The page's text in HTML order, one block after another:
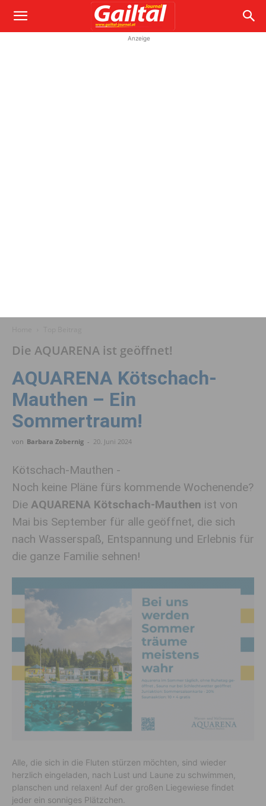
Anzeige
Die AQUARENA ist geöffnet!
AQUARENA Kötschach-
Mauthen – Ein
Sommertraum!
von Barbara Zobernig - 20. Juni 2024
Kötschach-Mauthen -
Noch keine Pläne fürs kommende Wochenende?
Die AQUARENA Kötschach-Mauthen ist von
Mai bis September für alle geöffnet, die sich
nach Wasserspaß, Entspannung und Erlebnis für
die ganze Familie sehnen!
Alle, die sich in die Fluten stürzen möchten, sind wieder
herzlich eingeladen, nach Lust und Laune zu schwimmen,
planschen und relaxen! Auf der großen Liegewiese findet
jeder ein sonniges Plätzchen.